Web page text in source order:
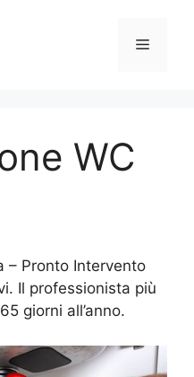
Menu
WC
– Pronto Intervento
Il professionista più
giorni all’anno.